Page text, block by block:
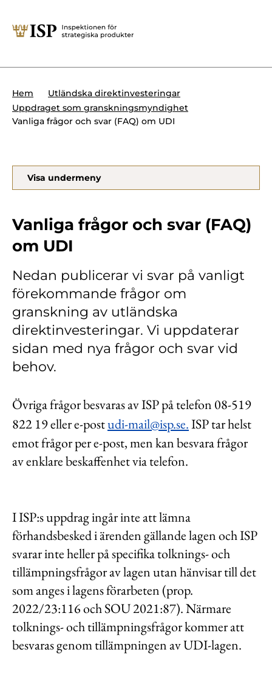
Söktips:
Presskontakt
Forskningssäkerhet
Krigsmateriel
Produkter med dubbla
Internationella sanktioner
Kontakt
Lediga jobb
Kundwebben
In English
Hem
Utländska direktinvesteringar
Uppdraget som granskningsmyndighet
Vanliga frågor och svar (FAQ) om UDI
Visa undermeny
Vanliga frågor och svar (FAQ)
om UDI
Nedan publicerar vi svar på vanligt
förekommande frågor om
granskning av utländska
direktinvesteringar. Vi uppdaterar
sidan med nya frågor och svar vid
behov.
Övriga frågor besvaras av ISP på telefon 08-519
822 19 eller e-postudi-mail@isp.se.ISP tar helst
emot frågor per e-post, men kan besvara frågor
av enklare beskaffenhet via telefon.
I ISP:s uppdrag ingår inte att lämna
förhandsbesked i ärenden gällande lagen och ISP
svarar inte heller på specifika tolknings- och
tillämpningsfrågor av lagen utan hänvisar till det
som anges i lagens förarbeten (prop.
2022/23:116 och SOU 2021:87). Närmare
tolknings- och tillämpningsfrågor kommer att
besvaras genom tillämpningen av UDI-lagen.